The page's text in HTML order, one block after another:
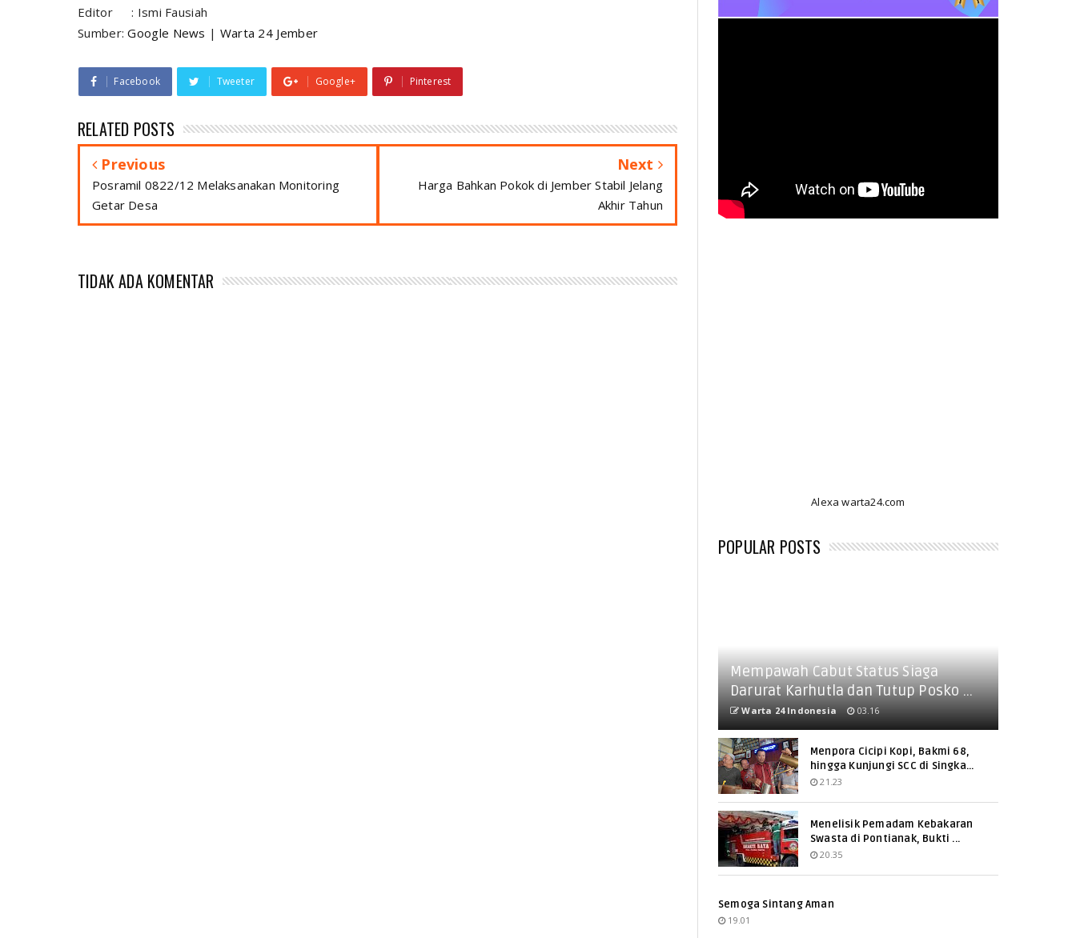
Editor
: Ismi Fausiah
Sumber:Google News | Warta 24 Jember
Facebook Tweeter Google+ Pinterest
RELATED POSTS
Previous
Posramil 0822/12 Melaksanakan Monitoring
Getar Desa
Next
Harga Bahkan Pokok di Jember Stabil Jelang
Akhir Tahun
TIDAK ADA KOMENTAR
Alexa warta24.com
POPULAR POSTS
Mempawah Cabut Status Siaga
Darurat Karhutla dan Tutup Posko ...
Warta 24 Indonesia 03.16
Menpora Cicipi Kopi, Bakmi 68,
hingga Kunjungi SCC di Singka...
21.23
Menelisik Pemadam Kebakaran
Swasta di Pontianak, Bukti ...
20.35
Semoga Sintang Aman
19.01